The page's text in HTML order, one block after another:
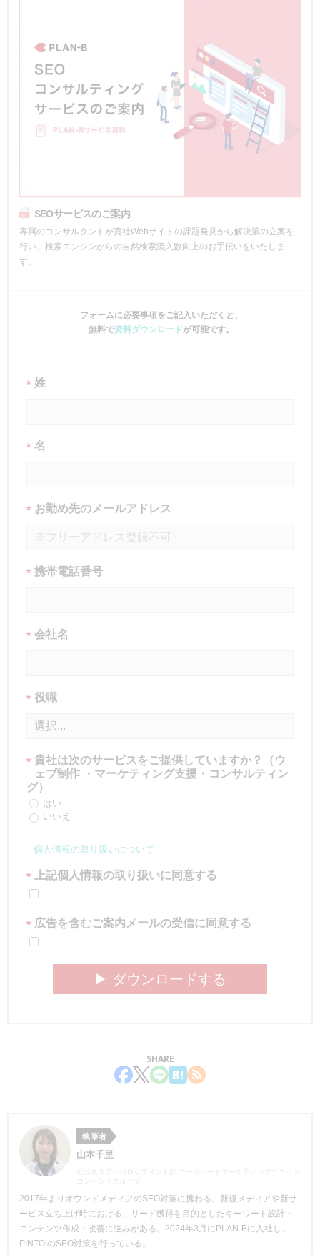
SEOサービスのご案内
専属のコンサルタントが貴社Webサイトの課題発見から解決策の立案を
行い、検索エンジンからの自然検索流入数向上のお手伝いをいたしま
す。
フォームに必要事項をご記入いただくと、
無料で資料ダウンロードが可能です。
* 姓
* 名
* お勤め先のメールアドレス
* 携帯電話番号
* 会社名
* 役職
* 貴社は次のサービスをご提供していますか？（ウ
ェブ制作 ・マーケティング支援・コンサルティン
グ）
はい
いいえ
個人情報の取り扱いについて
* 上記個人情報の取り扱いに同意する
* 広告を含むご案内メールの受信に同意する
▶︎ ダウンロードする
SHARE
執筆者
山本千里
ビジネスディベロップメント部 コーポレートマーケティングユニット
コンテンツグループ
2017年よりオウンドメディアのSEO対策に携わる。新規メディアや新サ
ービス立ち上げ時における、リード獲得を目的としたキーワード設計・
コンテンツ作成・改善に強みがある 。 2024年3月にPLAN-Bに入社し、
PINTO!のSEO対策を行っている。